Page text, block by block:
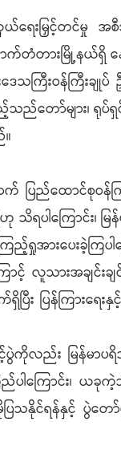
ေးမြှင့်တင်မှု အ
တံတားမြို့နယ်ရှိ န
ကြီးဝန်ကြီးချုပ်
ည်တော်များ၊ ရု
က် ပြည်ထောင်စုဝ
ါကြောင်း၊ မြ
ခဲ့ကြပါကြောင်
းအချင်းချင်း
က်ရှိပြီး ပြန်ကြာ
လည်း မြန်မာပ
ည်ပါကြောင်း၊
င်ရန်နှင့် ပွဲတော်